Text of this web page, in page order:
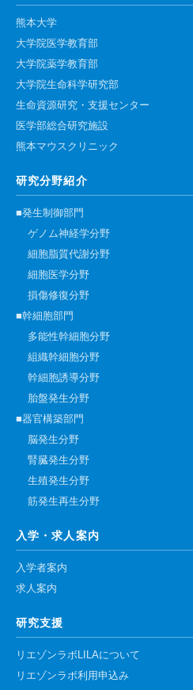
熊本大学
大学院医学教育部
大学院薬学教育部
大学院生命科学研究部
生命資源研究・支援センター
医学部総合研究施設
熊本マウスクリニック
研究分野紹介
■発生制御部門
ゲノム神経学分野
細胞脂質代謝分野
細胞医学分野
損傷修復分野
■幹細胞部門
多能性幹細胞分野
組織幹細胞分野
幹細胞誘導分野
胎盤発生分野
■器官構築部門
脳発生分野
腎臓発生分野
生殖発生分野
筋発生再生分野
入学・求人案内
入学者案内
求人案内
研究支援
リエゾンラボLILAについて
リエゾンラボ利用申込み